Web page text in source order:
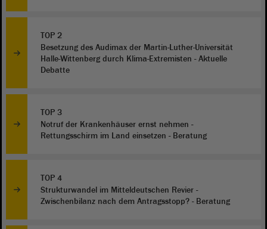
TOP 2
Besetzung des Audimax der Martin-Luther-Universität
Halle-Wittenberg durch Klima-Extremisten - Aktuelle
Debatte
TOP 3
Notruf der Krankenhäuser ernst nehmen -
Rettungsschirm im Land einsetzen - Beratung
TOP 4
Strukturwandel im Mitteldeutschen Revier -
Zwischenbilanz nach dem Antragsstopp? - Beratung